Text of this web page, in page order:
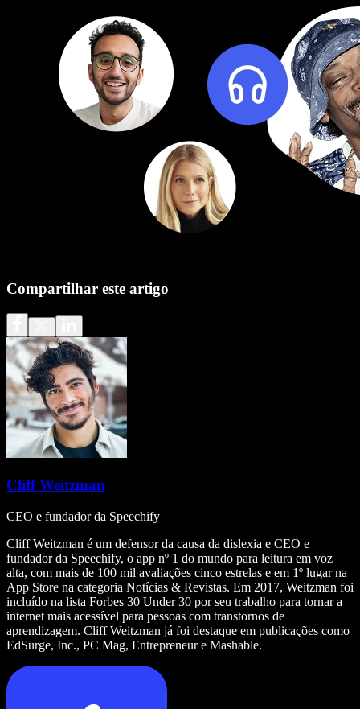
Compartilhar este artigo
Cliff Weitzman
CEO e fundador da Speechify
Cliff Weitzman é um defensor da causa da dislexia e CEO e
fundador da Speechify, o app nº 1 do mundo para leitura em voz
alta, com mais de 100 mil avaliações cinco estrelas e em 1º lugar na
App Store na categoria Notícias & Revistas. Em 2017, Weitzman foi
incluído na lista Forbes 30 Under 30 por seu trabalho para tornar a
internet mais acessível para pessoas com transtornos de
aprendizagem. Cliff Weitzman já foi destaque em publicações como
EdSurge, Inc., PC Mag, Entrepreneur e Mashable.